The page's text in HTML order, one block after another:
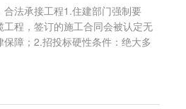
合法承接工程1.住建部门强制要
程，签订的施工合同会被认定无
障；2.招投标硬性条件：绝大多